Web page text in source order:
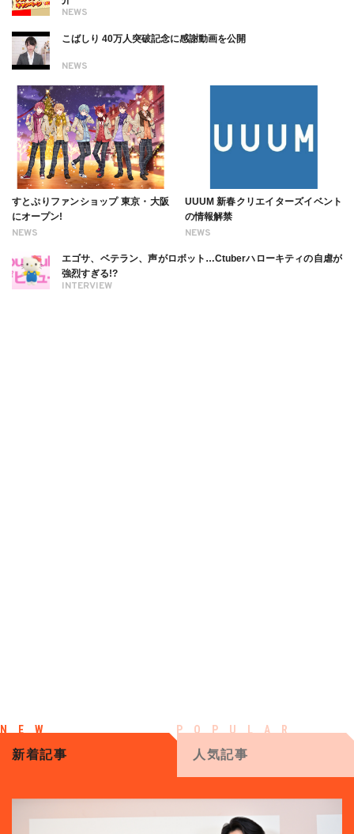
NEWS
NEWS
こばしり 40万人突破記念に感謝動画を公開
NEWS
すとぷりファンショップ 東京・大阪
にオープン!
NEWS
UUUM 新春クリエイターズイベント
の情報解禁
INTERVIEW
エゴサ、ベテラン、声がロボット…Ctuberハローキティの自虐が
強烈すぎる!?
新着記事 人気記事